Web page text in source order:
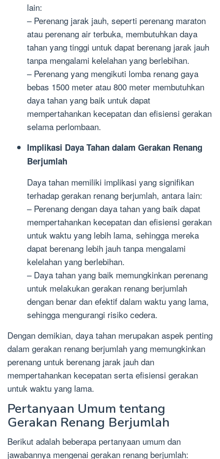
lain:
– Perenang jarak jauh, seperti perenang maraton
atau perenang air terbuka, membutuhkan daya
tahan yang tinggi untuk dapat berenang jarak jauh
tanpa mengalami kelelahan yang berlebihan.
– Perenang yang mengikuti lomba renang gaya
bebas 1500 meter atau 800 meter membutuhkan
daya tahan yang baik untuk dapat
mempertahankan kecepatan dan efisiensi gerakan
selama perlombaan.
Implikasi Daya Tahan dalam Gerakan Renang
Berjumlah
Daya tahan memiliki implikasi yang signifikan
terhadap gerakan renang berjumlah, antara lain:
– Perenang dengan daya tahan yang baik dapat
mempertahankan kecepatan dan efisiensi gerakan
untuk waktu yang lebih lama, sehingga mereka
dapat berenang lebih jauh tanpa mengalami
kelelahan yang berlebihan.
– Daya tahan yang baik memungkinkan perenang
untuk melakukan gerakan renang berjumlah
dengan benar dan efektif dalam waktu yang lama,
sehingga mengurangi risiko cedera.
Dengan demikian, daya tahan merupakan aspek penting
dalam gerakan renang berjumlah yang memungkinkan
perenang untuk berenang jarak jauh dan
mempertahankan kecepatan serta efisiensi gerakan
untuk waktu yang lama.
Pertanyaan Umum tentang
Gerakan Renang Berjumlah
Berikut adalah beberapa pertanyaan umum dan
jawabannya mengenai gerakan renang berjumlah: